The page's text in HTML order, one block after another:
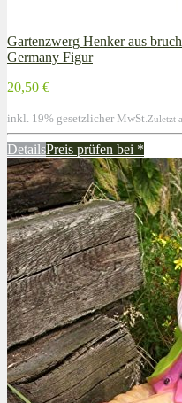
Gartenzwerg Henker aus
Germany Figur
20,50 €
inkl. 19% gesetzlicher MwSt. Zuletzt
DetailsPreis prüfen bei *